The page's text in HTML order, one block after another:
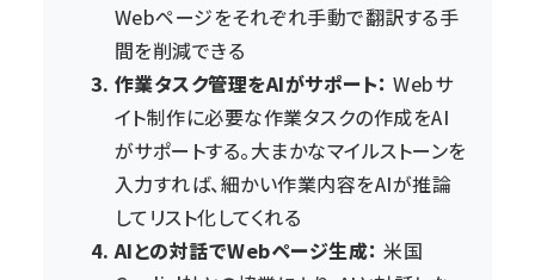
Webページをそれぞれ手動で翻訳する手
間を削減できる
作業タスク管理をAIがサポート： Webサ
イト制作に必要な作業タスクの作成をAI
がサポートする。大まかなマイルストーンを
入力すれば、細かい作業内容をAIが推論
してリスト化してくれる
AIとの対話でWebページ生成： 米国